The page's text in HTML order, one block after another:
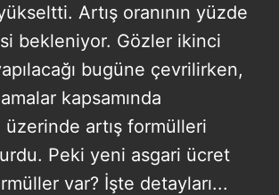
Artış oranının yüzde
bekleniyor. Gözler ikinci
bugüne çevrilirken,
kapsamında
artış formülleri
Peki yeni asgari ücret
var? İşte detayları...